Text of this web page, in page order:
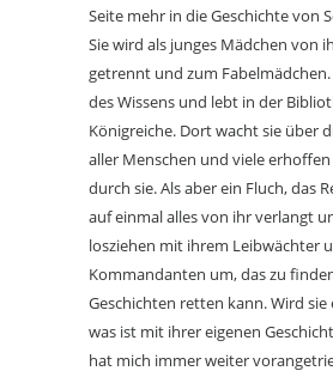
Seite mehr in die Geschichte von
Sie wird als junges Mädchen von
getrennt und zum
des Wissens und lebt in der
Königreiche. Dort wacht sie über
aller Menschen und viele
durch sie. Als aber ein Fluch, das
auf einmal alles von ihr verlangt
losziehen mit ihrem Leibwächter
Kommandanten um, das zu
Geschichten retten kann. Wird sie
was ist mit ihrer eigenen
hat mich immer weiter